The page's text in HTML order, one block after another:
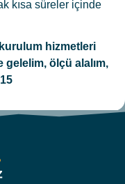
kısa süreler içinde
hizmetleri
gelelim, ölçü alalım,